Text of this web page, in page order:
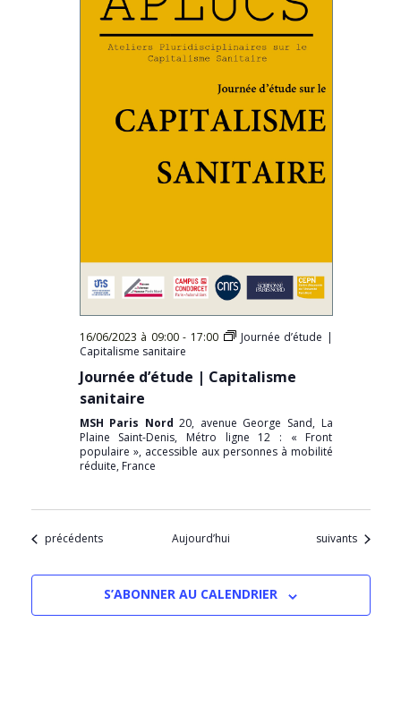
16/06/2023 à 09:00- 17:00
Journée d’étude |
Capitalisme sanitaire
Journée d’étude | Capitalisme
sanitaire
MSH Paris Nord20, avenue George Sand, La
Plaine Saint-Denis, Métro ligne 12 : « Front
populaire », accessible aux personnes à mobilité
réduite, France
Évènements
précédents Aujourd’hui Évènements
suivants
S’ABONNER AU CALENDRIER